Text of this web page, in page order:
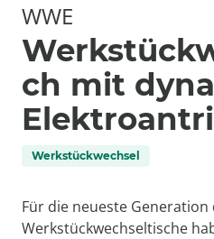
WWE
ch mit
Werkstückwechsel
Für die neueste Generation
Werkstückwechseltische